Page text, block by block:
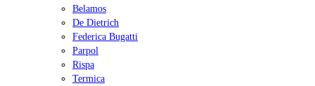
Belamos
De Dietrich
Federica Bugatti
Parpol
Rispa
Termica